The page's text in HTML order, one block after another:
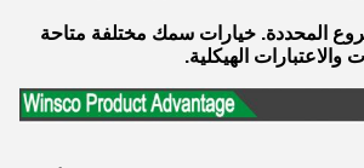
المحددة. خيارات سمك مختلفة متاحة
الهيكلية.